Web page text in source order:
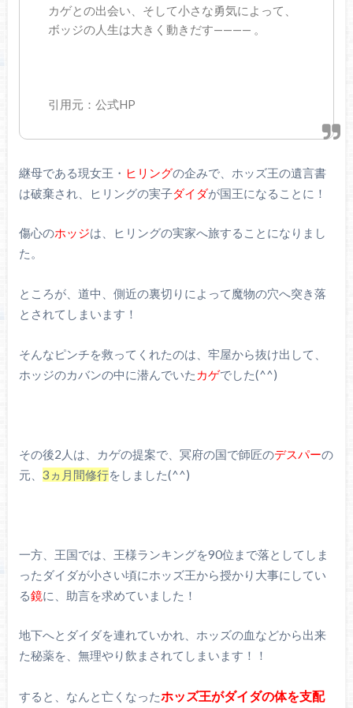
カゲとの出会い、そして小さな勇気によって、
ボッジの人生は大きく動きだす———— 。
引用元：公式HP
継母である現女王・ ヒリングの企みで、ホッズ王の遺言書
は破棄され、ヒリングの実子ダイダが国王になることに！
傷心のホッジは、ヒリングの実家へ旅することになりまし
た。
ところが、道中、側近の裏切りによって魔物の穴へ突き落
とされてしまいます！
そんなピンチを救ってくれたのは、牢屋から抜け出して、
ホッジのカバンの中に潜んでいた カゲでした(^^)
その後2人は、カゲの提案で、冥府の国で師匠のデスパーの
元、 3ヵ月間修行をしました(^^)
一方、王国では、王様ランキングを90位まで落としてしま
ったダイダが小さい頃にホッズ王から授かり大事にしてい
る鏡に、助言を求めていました！
地下へとダイダを連れていかれ、ホッズの血などから出来
た秘薬を、無理やり飲まされてしまいます！！
すると、なんと亡くなったホッズ王がダイダの体を支配